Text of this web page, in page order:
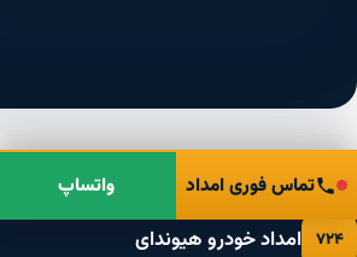
تماس فوری امداد واتساپ
۷۲۴ امداد خودرو هیوندای